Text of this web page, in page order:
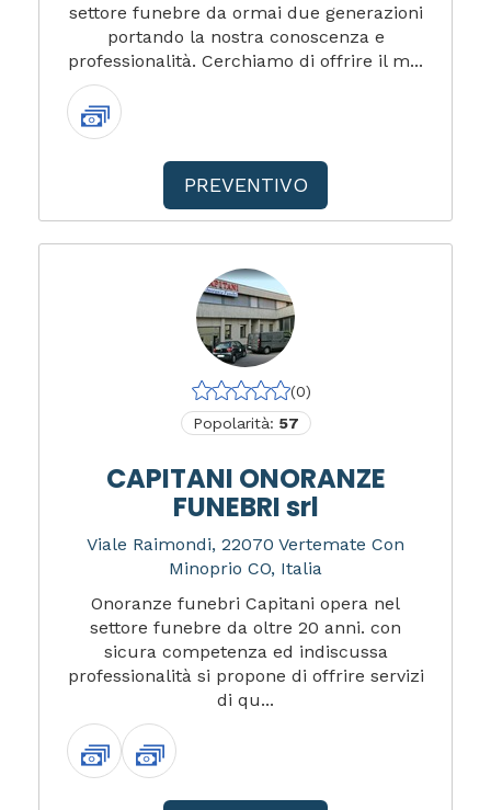
settore funebre da ormai due generazioni
portando la nostra conoscenza e
professionalità. Cerchiamo di offrire il m...
PREVENTIVO
(0)
Popolarità: 57
CAPITANI ONORANZE
FUNEBRI srl
Viale Raimondi, 22070 Vertemate Con
Minoprio CO, Italia
Onoranze funebri Capitani opera nel
settore funebre da oltre 20 anni. con
sicura competenza ed indiscussa
professionalità si propone di offrire servizi
di qu...